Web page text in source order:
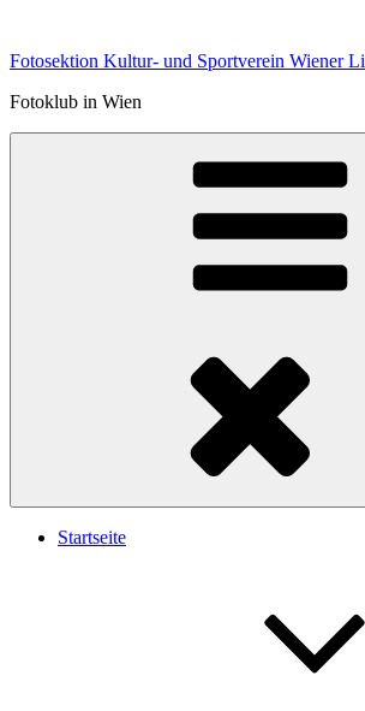
springen
Fotosektion Kultur- und Sportverein Wiener
Fotoklub in Wien
Startseite